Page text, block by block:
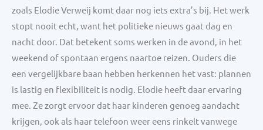
zoals Elodie Verweij komt daar nog iets extra’s bij. Het werk
stopt nooit echt, want het politieke nieuws gaat dag en
nacht door. Dat betekent soms werken in de avond, in het
weekend of spontaan ergens naartoe reizen. Ouders die
een vergelijkbare baan hebben herkennen het vast: plannen
is lastig en flexibiliteit is nodig. Elodie heeft daar ervaring
mee. Ze zorgt ervoor dat haar kinderen genoeg aandacht
krijgen, ook als haar telefoon weer eens rinkelt vanwege